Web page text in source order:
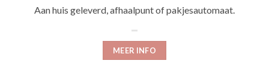
Aan huis geleverd, afhaalpunt of pakjesautomaat.
MEER INFO